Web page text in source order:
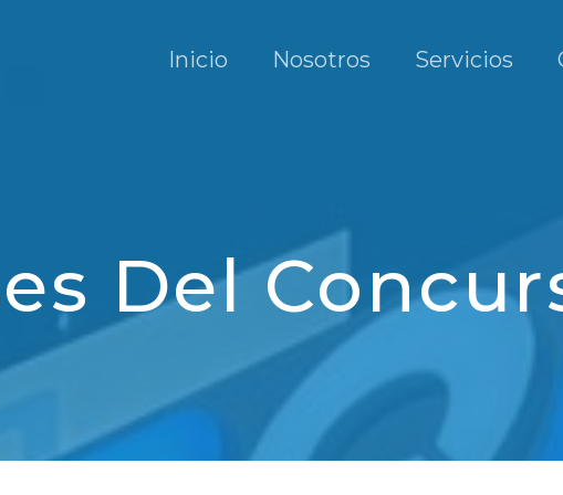
Inicio Nosotros Servicios
Del